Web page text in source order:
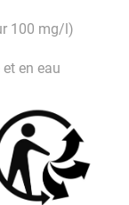
100 mg/l)
en eau